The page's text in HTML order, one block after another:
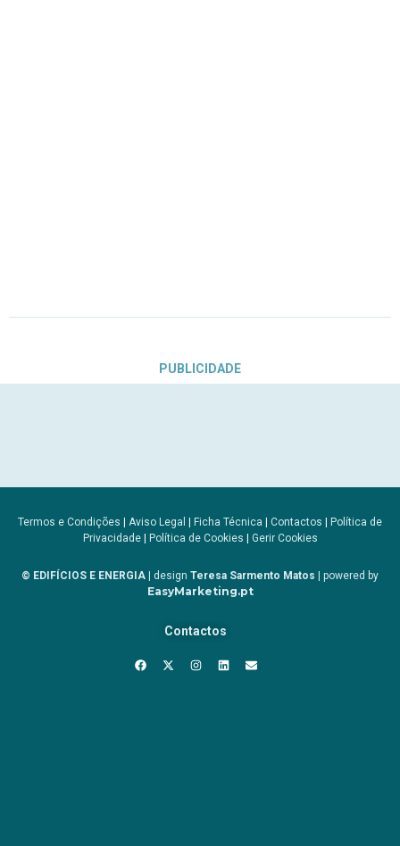
PUBLICIDADE
Termos e Condições | Aviso Legal | Ficha Técnica | Contactos | Política de
Privacidade| Política de Cookies | Gerir Cookies
© EDIFÍCIOS E ENERGIA | design Teresa Sarmento Matos | powered by
EasyMarketing.pt
Contactos